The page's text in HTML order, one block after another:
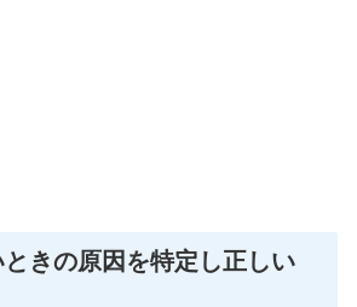
きの原因を特定し正しい